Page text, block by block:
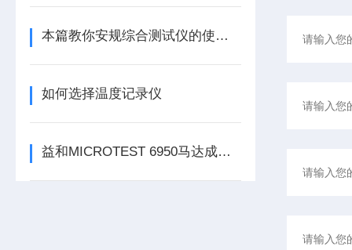
本篇教你安规综合测试仪的使用注意事项
如何选择温度记录仪
益和MICROTEST 6950马达成品电脑化测试系统